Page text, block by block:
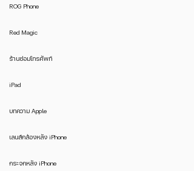
ROG Phone
Red Magic
ร้านซ่อมโทรศัพท์
iPad
บทความ Apple
เลนส์กล้องหลัง iPhone
กระจกหลัง iPhone